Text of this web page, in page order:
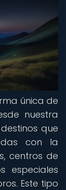
única de
nuestra
que
con la
centros de
especiales
Este tipo